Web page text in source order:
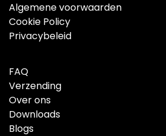
Algemene voorwaarden
Cookie Policy
Privacybeleid
FAQ
Verzending
Over ons
Downloads
Blogs